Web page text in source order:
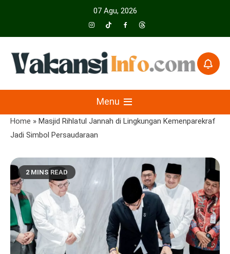
07 Agu, 2026
VakansiinfoMenu
Home » Masjid Rihlatul Jannah di Lingkungan Kemenparekraf
Jadi Simbol Persaudaraan
2 MINS READ